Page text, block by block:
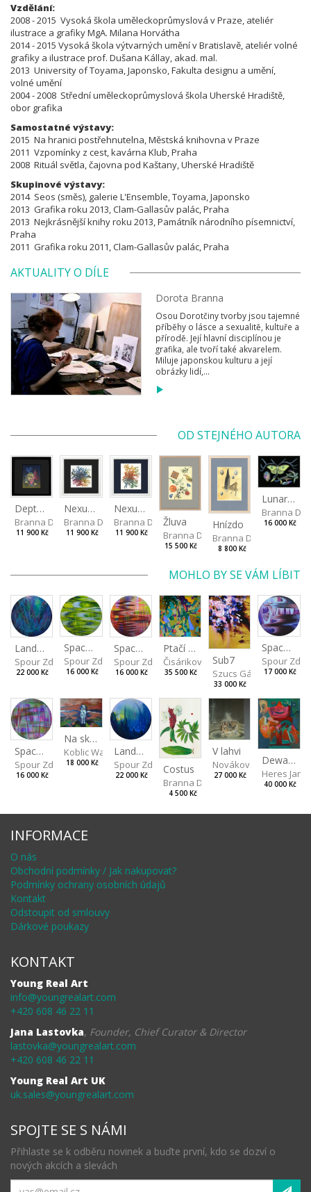
Vzdělání:
2008 - 2015 Vysoká škola uměleckoprůmyslová v Praze, ateliér
ilustrace a grafiky MgA. Milana Horvátha
2014 - 2015 Vysoká škola výtvarných umění v Bratislavě, ateliér volné
grafiky a ilustrace prof. Dušana Kállay, akad. mal.
2013 University of Toyama, Japonsko, Fakulta designu a umění,
volné umění
2004 - 2008 Střední uměleckoprůmyslová škola Uherské Hradiště,
obor grafika
Samostatné výstavy:
2015 Na hranici postřehnutelna, Městská knihovna v Praze
2011 Vzpomínky z cest, kavárna Klub, Praha
2008 Rituál světla, čajovna pod Kaštany, Uherské Hradiště
Skupinové výstavy:
2014 Seos (směs), galerie L'Ensemble, Toyama, Japonsko
2013 Grafika roku 2013, Clam-Gallasův palác, Praha
2013 Nejkrásnější knihy roku 2013, Památník národního písemnictví,
Praha
2011 Grafika roku 2011, Clam-Gallasův palác, Praha
AKTUALITY O DÍLE
Dorota Branna
Osou Dorotčiny tvorby jsou tajemné
příběhy o lásce a sexualitě, kultuře a
přírodě. Její hlavní disciplínou je
grafika, ale tvoří také akvarelem.
Miluje japonskou kulturu a její
obrázky lidí,...
OD STEJNÉHO AUTORA
Depths I
Branna Dorota
11 900 Kč
Nexus Leporum II
Branna Dorota
11 900 Kč
Nexus Leporum
Branna Dorota
11 900 Kč
Žluva
Branna Dorota
15 500 Kč
Hnízdo
Branna Dorota
8 800 Kč
Lunar Moth
Branna
16 000 Kč
MOHLO BY SE VÁM LÍBIT
Landscape III
Spour Zdeněk
22 000 Kč
Spaces I
Spour Zdeněk
16 000 Kč
Spaces II
Spour Zdeněk
16 000 Kč
Ptačí perspektiva
Čisáriková Táňa
35 500 Kč
Sub7
Szucs Gábor
33 000 Kč
Spaces IV
Spour
17 000 Kč
Spaces III
Spour Zdeněk
16 000 Kč
Na skalách
Koblic Walterová Martina
18 000 Kč
Landscape II
Spour Zdeněk
22 000 Kč Costus
Branna Dorota
4 500 Kč
V lahvi
Nováková Blanka
27 000 Kč
Dewa pagan
Heres Jan
40 000 Kč
INFORMACE
O nás
Obchodní podmínky / Jak nakupovat?
Podmínky ochrany osobních údajů
Kontakt
Odstoupit od smlouvy
Dárkové poukazy
KONTAKT
Young Real Art
info@youngrealart.com
+420 608 46 22 11
Jana Lastovka, Founder, Chief Curator & Director
lastovka@youngrealart.com
+420 608 46 22 11
Young Real Art UK
uk.sales@youngrealart.com
SPOJTE SE S NÁMI
Přihlaste se k odběru novinek a buďte první, kdo se dozví o
nových akcích a slevách